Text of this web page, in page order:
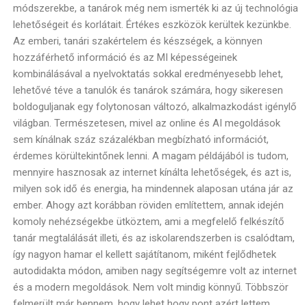
módszerekbe, a tanárok még nem ismerték ki az új technológia
lehetőségeit és korlátait. Értékes eszközök kerültek kezünkbe.
Az emberi, tanári szakértelem és készségek, a könnyen
hozzáférhető információ és az MI képességeinek
kombinálásával a nyelvoktatás sokkal eredményesebb lehet,
lehetővé téve a tanulók és tanárok számára, hogy sikeresen
boldoguljanak egy folytonosan változó, alkalmazkodást igénylő
világban. Természetesen, mivel az online és AI megoldások
sem kínálnak száz százalékban megbízható információt,
érdemes körültekintőnek lenni. A magam példájából is tudom,
mennyire hasznosak az internet kínálta lehetőségek, és azt is,
milyen sok idő és energia, ha mindennek alaposan utána jár az
ember. Ahogy azt korábban röviden említettem, annak idején
komoly nehézségekbe ütköztem, ami a megfelelő felkészítő
tanár megtalálását illeti, és az iskolarendszerben is csalódtam,
így nagyon hamar el kellett sajátítanom, miként fejlődhetek
autodidakta módon, amiben nagy segítségemre volt az internet
és a modern megoldások. Nem volt mindig könnyű. Többször